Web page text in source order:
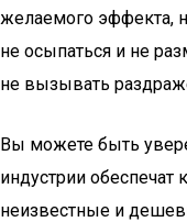
желаемого эффекта,
не осыпаться и не
не вызывать
Вы можете быть
индустрии обеспечат
неизвестные и